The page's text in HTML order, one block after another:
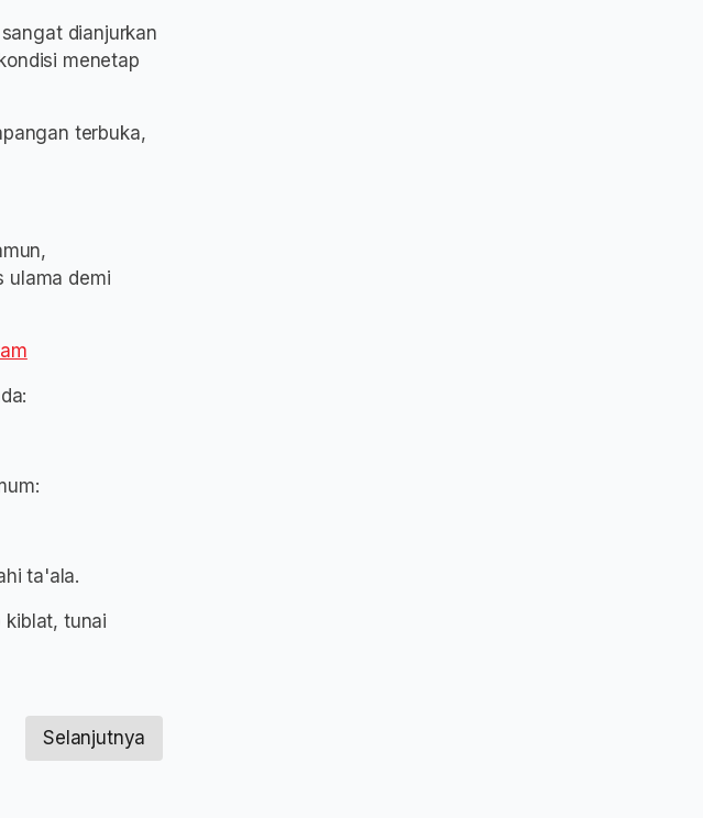
dianjurkan
menetap
terbuka,
ulama demi
ta'ala.
kiblat, tunai
Selanjutnya